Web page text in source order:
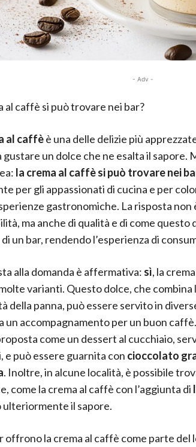
- Adv -
al caffè si può trovare nei bar?
al caffèè una delle delizie più
gustare un dolce che ne esalta il sapore.
la crema al caffè si può trovare nei
per gli appassionati di cucina e per
gastronomiche. La risposta non
ma anche di qualità e di come questo
un bar, rendendo l’esperienza di
alla domanda è affermativa: sì, la
varianti. Questo dolce, che
della panna, può essere servito in
un accompagnamento per un buon
come un dessert al cucchiaio,
e può essere guarnita con cioccolato
. Inoltre, in alcune località, è possibile
come la crema al caffè con l’aggiunta di
ulteriormente il sapore.
offrono la crema al caffè come parte del